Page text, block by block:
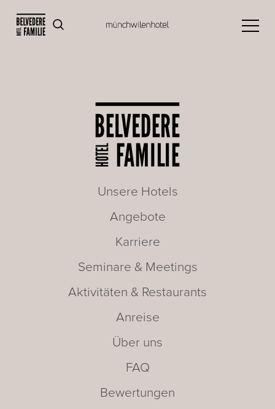
Unsere Hotels
Angebote
Karriere
Seminare & Meetings
Aktivitäten & Restaurants
Anreise
Über uns
FAQ
Bewertungen